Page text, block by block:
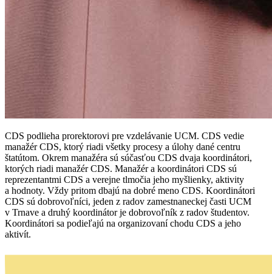
CDS podlieha prorektorovi pre vzdelávanie UCM. CDS vedie
manažér CDS, ktorý riadi všetky procesy a úlohy dané centru
štatútom. Okrem manažéra sú súčasťou CDS dvaja koordinátori,
ktorých riadi manažér CDS. Manažér a koordinátori CDS sú
reprezentantmi CDS a verejne tlmočia jeho myšlienky, aktivity
a hodnoty. Vždy pritom dbajú na dobré meno CDS. Koordinátori
CDS sú dobrovoľníci, jeden z radov zamestnaneckej časti UCM
v Trnave a druhý koordinátor je dobrovoľník z radov študentov.
Koordinátori sa podieľajú na organizovaní chodu CDS a jeho
aktivít.